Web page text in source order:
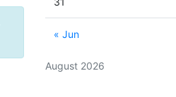
August 2026
« Jun